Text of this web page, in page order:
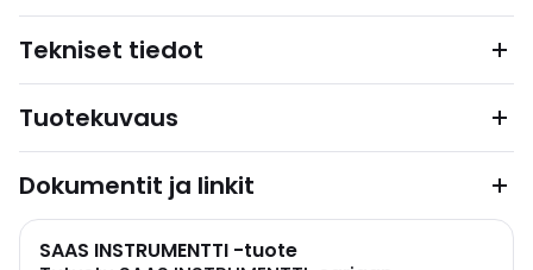
Tekniset tiedot
Tuotekuvaus
Dokumentit ja linkit
SAAS INSTRUMENTTI -tuote